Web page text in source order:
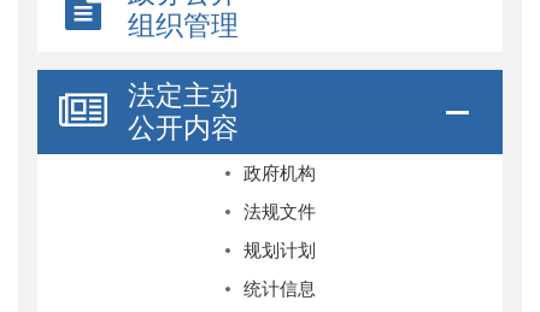
组织管理
法定主动
公开内容
政府机构
法规文件
规划计划
统计信息